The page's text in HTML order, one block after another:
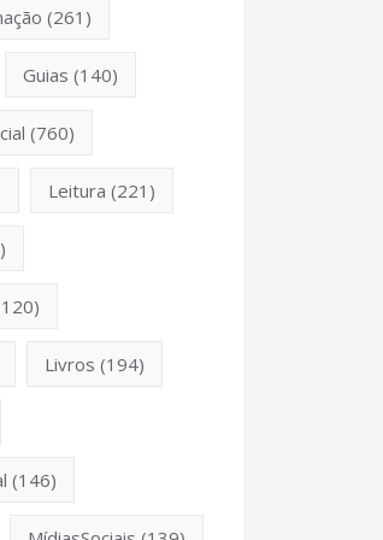
(261)
Guias (140)
(760)
Leitura (221)
Livros (194)
(146)